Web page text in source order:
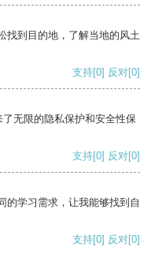
找到目的地，了解当地的风土
支持[0] 反对[0]
无限的隐私保护和安全性保
支持[0] 反对[0]
的学习需求，让我能够找到自
支持[0] 反对[0]